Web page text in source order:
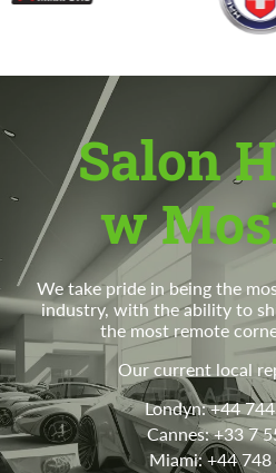
Salon
w
We take pride in being the
industry, with the ability to
the most remote
Our current local
Londyn: +44
Cannes: +33 7
Miami: +44 748